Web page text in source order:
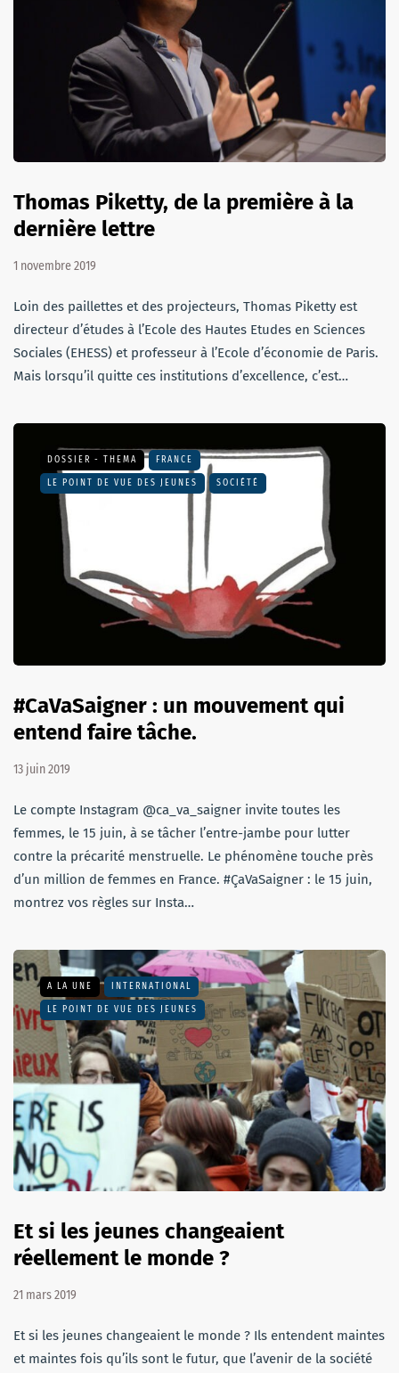
Thomas Piketty, de la première à la
dernière lettre
1 novembre 2019
Loin des paillettes et des projecteurs, Thomas Piketty est
directeur d’études à l’Ecole des Hautes Etudes en Sciences
Sociales (EHESS) et professeur à l’Ecole d’économie de Paris.
Mais lorsqu’il quitte ces institutions d’excellence, c’est…
DOSSIER - THEMA FRANCE
LE POINT DE VUE DES JEUNES SOCIÉTÉ
#CaVaSaigner : un mouvement qui
entend faire tâche.
13 juin 2019
Le compte Instagram @ca_va_saigner invite toutes les
femmes, le 15 juin, à se tâcher l’entre-jambe pour lutter
contre la précarité menstruelle. Le phénomène touche près
d’un million de femmes en France. #ÇaVaSaigner : le 15 juin,
montrez vos règles sur Insta…
A LA UNE INTERNATIONAL
LE POINT DE VUE DES JEUNES
Et si les jeunes changeaient
réellement le monde ?
21 mars 2019
Et si les jeunes changeaient le monde ? Ils entendent maintes
et maintes fois qu’ils sont le futur, que l’avenir de la société